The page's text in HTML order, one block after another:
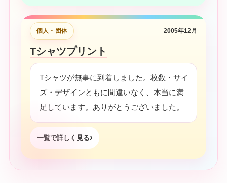
個人・団体 2005年12月
Tシャツプリント
Tシャツが無事に到着しました。枚数・サイ
ズ・デザインともに間違いなく、本当に満
足しています。ありがとうございました。
一覧で詳しく見る